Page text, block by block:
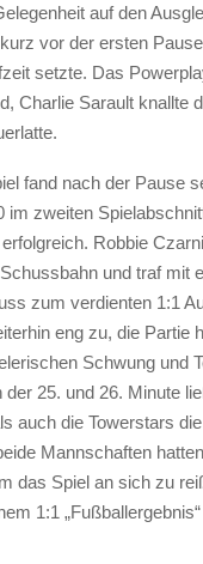
auf den
vor der ersten
setzte. Das
Charlie Sarault knallte
fand nach der Pause
im zweiten
Robbie
und traf mit
zum verdienten 1:1
eng zu, die Partie
Schwung und
der 25. und 26. Minute
auch die Towerstars
Mannschaften
das Spiel an sich zu
1:1